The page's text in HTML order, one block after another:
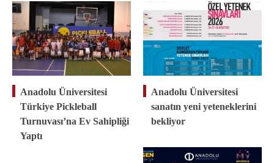
Anadolu Üniversitesi
Türkiye Pickleball
Turnuvası’na Ev Sahipliği
Yaptı
Anadolu Üniversitesi
sanatın yeni yeteneklerini
bekliyor